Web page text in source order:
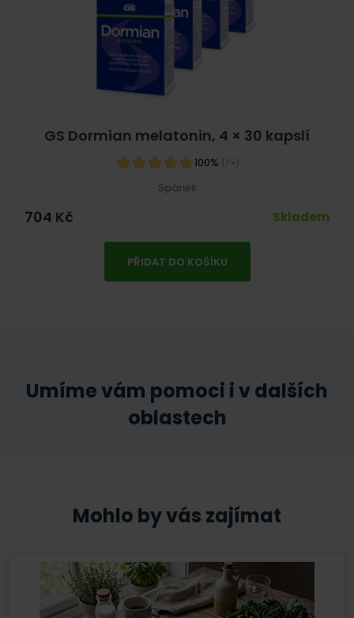
GS Dormian melatonin, 4 × 30 kapslí
100% (7×)
Spánek
704 Kč Skladem
PŘIDAT DO KOŠÍKU
Umíme vám pomoci i v dalších
oblastech
Mohlo by vás zajímat